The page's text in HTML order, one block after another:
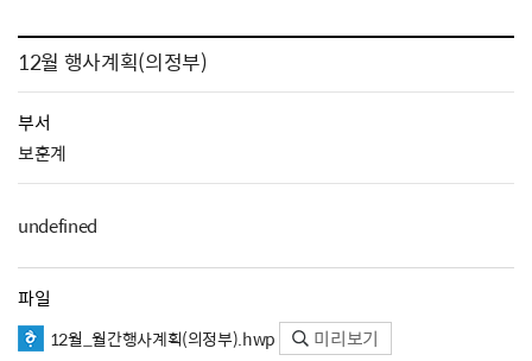
12월 행사계획(의정부)
부서
보훈계
undefined
파일
12월_월간행사계획(의정부).hwp 미리보기